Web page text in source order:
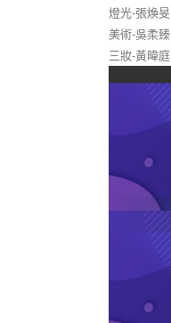
燈光-張煥旻
美術-吳柔臻
三妝-黃暐庭